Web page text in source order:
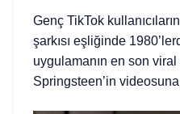
Genç TikTok
şarkısı eşliğinde
uygulamanın en son viral
Springsteen’in